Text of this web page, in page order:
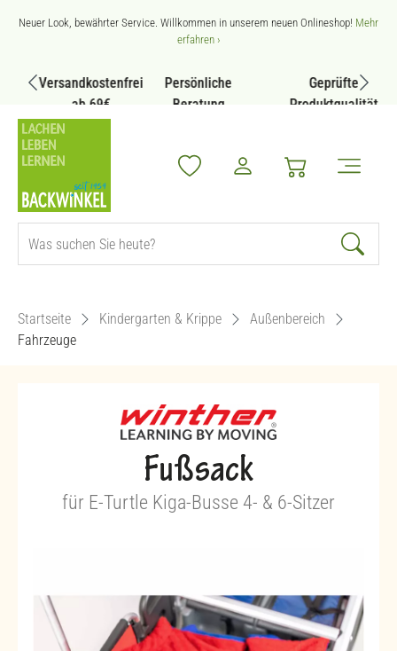
Zum Hauptinhalt springen
Neuer Look, bewährter Service. Willkommen in unserem neuen Onlineshop! Mehr
erfahren ›
Versandkostenfrei
ab 69€
Persönliche
Beratung
Geprüfte
Produktqualität
Startseite Kindergarten & Krippe
Außenbereich
Fahrzeuge
Fußsack
für E-Turtle Kiga-Busse 4- & 6-Sitzer